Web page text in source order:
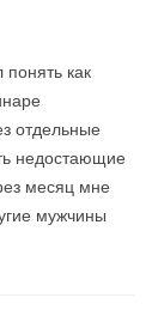
как
отдельные
недостающие
месяц мне
мужчины